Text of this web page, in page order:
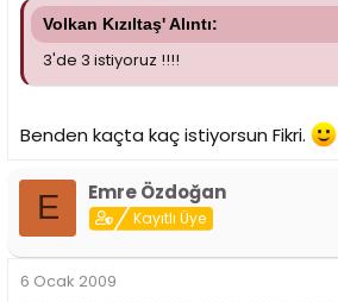
Volkan Kızıltaş' Alıntı:
3'de 3 istiyoruz !!!!
Benden kaçta kaç istiyorsun Fikri.
E Emre Özdoğan
Kayıtlı Üye
6 Ocak 2009